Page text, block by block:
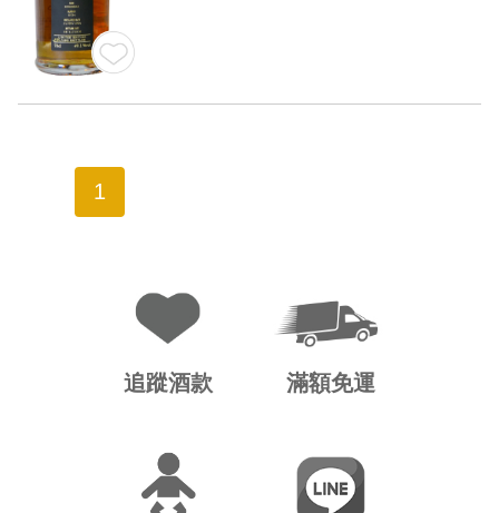
1
追蹤酒款 滿額免運